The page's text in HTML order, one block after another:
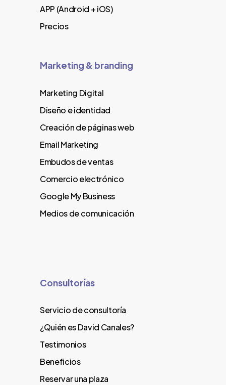
APP (Android + iOS)
Precios
Marketing & branding
Marketing Digital
Diseño e identidad
Creación de páginas web
Email Marketing
Embudos de ventas
Comercio electrónico
Google My Business
Medios de comunicación
Consultorías
Servicio de consultoría
¿Quién es David Canales?
Testimonios
Beneficios
Reservar una plaza